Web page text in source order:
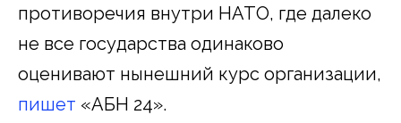
противоречия внутри НАТО, где далеко
не все государства одинаково
оценивают нынешний курс организации,
пишет «АБН 24».